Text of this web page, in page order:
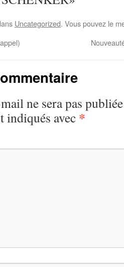
Uncategorized. Vous pouvez le
ne sera pas
indiqués avec *